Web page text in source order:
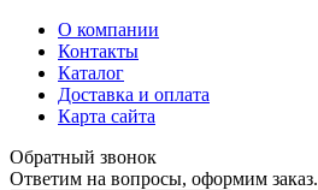
О компании
Контакты
Каталог
Доставка и оплата
Карта сайта
Обратный звонок
Ответим на вопросы, оформим заказ.